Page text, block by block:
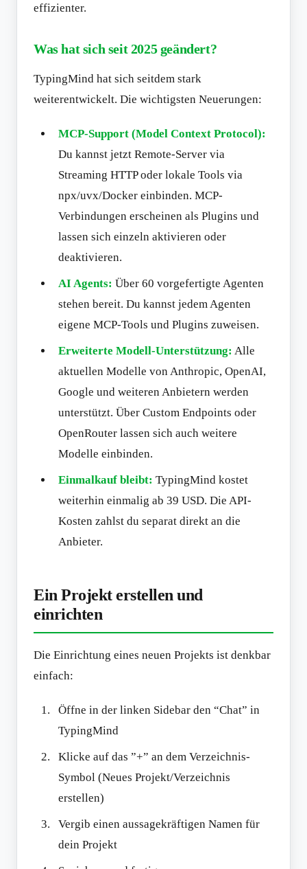
effizienter.
Was hat sich seit 2025 geändert?
TypingMind hat sich seitdem stark
weiterentwickelt. Die wichtigsten Neuerungen:
MCP-Support (Model Context Protocol):
Du kannst jetzt Remote-Server via
Streaming HTTP oder lokale Tools via
npx/uvx/Docker einbinden. MCP-
Verbindungen erscheinen als Plugins und
lassen sich einzeln aktivieren oder
deaktivieren.
AI Agents: Über 60 vorgefertigte Agenten
stehen bereit. Du kannst jedem Agenten
eigene MCP-Tools und Plugins zuweisen.
Erweiterte Modell-Unterstützung: Alle
aktuellen Modelle von Anthropic, OpenAI,
Google und weiteren Anbietern werden
unterstützt. Über Custom Endpoints oder
OpenRouter lassen sich auch weitere
Modelle einbinden.
Einmalkauf bleibt: TypingMind kostet
weiterhin einmalig ab 39 USD. Die API-
Kosten zahlst du separat direkt an die
Anbieter.
Ein Projekt erstellen und
einrichten
Die Einrichtung eines neuen Projekts ist denkbar
einfach:
Öffne in der linken Sidebar den “Chat” in
TypingMind
Klicke auf das ”+” an dem Verzeichnis-
Symbol (Neues Projekt/Verzeichnis
erstellen)
Vergib einen aussagekräftigen Namen für
dein Projekt